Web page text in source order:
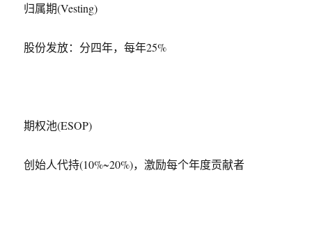
归属期(Vesting)
股份发放：分四年，每年25%
期权池(ESOP)
创始人代持(10%~20%)，激励每个年度贡献者